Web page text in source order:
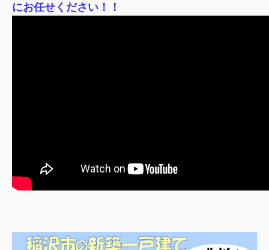
にお任せください！！